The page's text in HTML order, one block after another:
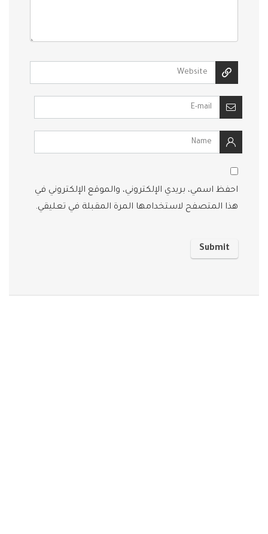
احفظ اسمي، بريدي الإلكتروني، والموقع الإلكتروني في
هذا المتصفح لاستخدامها المرة المقبلة في تعليقي.